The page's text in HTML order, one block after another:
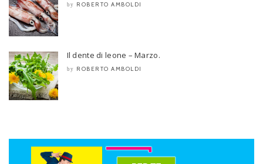
by ROBERTO AMBOLDI
Il dente di leone – Marzo.
by ROBERTO AMBOLDI